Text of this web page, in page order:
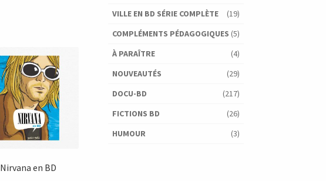
Nirvana en BD
VILLE EN BD SÉRIE COMPLÈTE
(19)
COMPLÉMENTS PÉDAGOGIQUES (5)
À PARAÎTRE
(4)
NOUVEAUTÉS
(29)
DOCU-BD
(217)
FICTIONS BD
(26)
HUMOUR
(3)